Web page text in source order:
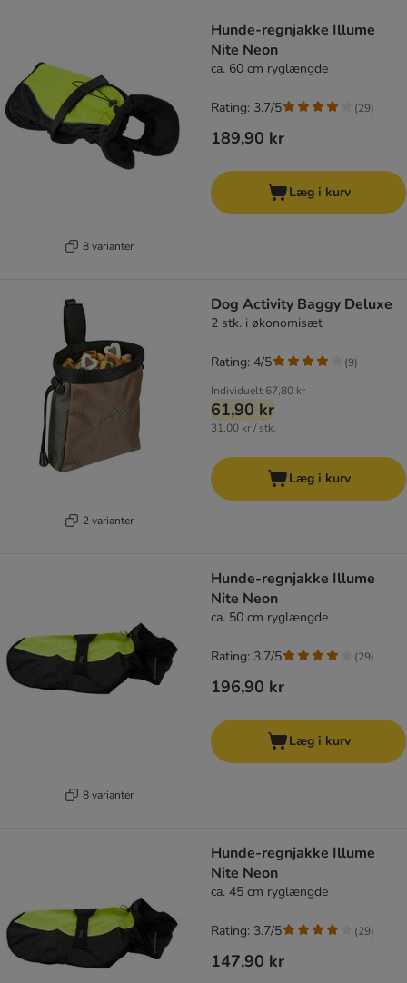
8 varianter
Hunde-regnjakke Illume
Nite Neon
ca. 60 cm ryglængde
189,90 kr
Rating: 3.7/5 (29)
Læg i kurv
2 varianter
Dog Activity Baggy Deluxe
2 stk. i økonomisæt
Individuelt 67,80 kr
61,90 kr
31,00 kr / stk.
Rating: 4/5 (9)
Læg i kurv
8 varianter
Hunde-regnjakke Illume
Nite Neon
ca. 50 cm ryglængde
196,90 kr
Rating: 3.7/5 (29)
Læg i kurv
Hunde-regnjakke Illume
Nite Neon
ca. 45 cm ryglængde
147,90 kr
Rating: 3.7/5 (29)